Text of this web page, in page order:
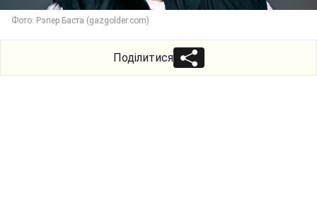
Фото: Рэпер Баста (gazgolder.com)
Поділитися